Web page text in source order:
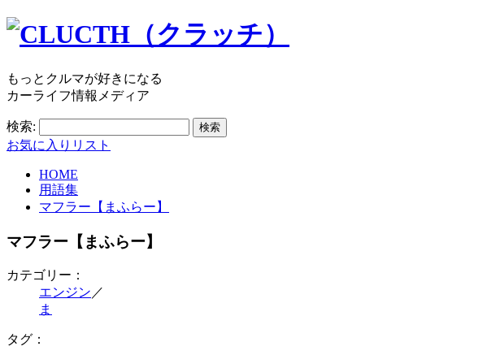
もっとクルマが好きになる
カーライフ情報メディア
検索:
お気に入りリスト
HOME
用語集
マフラー【まふらー】
マフラー【まふらー】
カテゴリー：
エンジン ／
ま
タグ：